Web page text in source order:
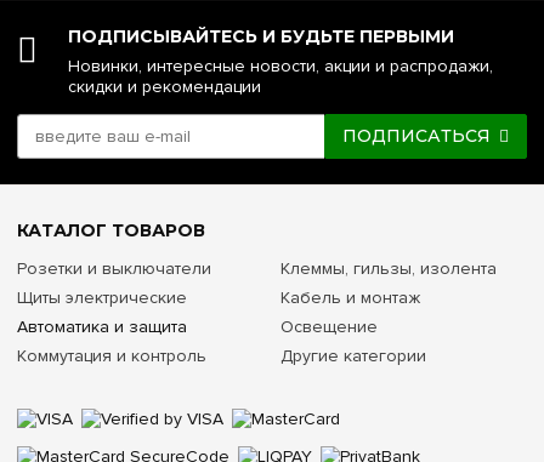
ПОДПИСЫВАЙТЕСЬ И БУДЬТЕ ПЕРВЫМИ
Новинки, интересные новости, акции и распродажи,
скидки и рекомендации
ПОДПИСАТЬСЯ
КАТАЛОГ ТОВАРОВ
Розетки и выключатели
Щиты электрические
Автоматика и защита
Коммутация и контроль
Клеммы, гильзы, изолента
Кабель и монтаж
Освещение
Другие категории